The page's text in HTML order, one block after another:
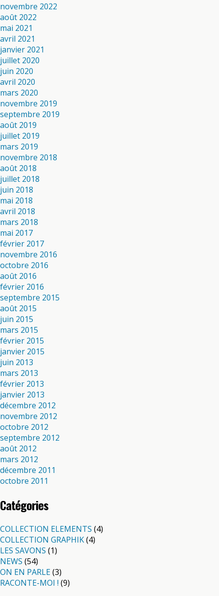
novembre 2022
août 2022
mai 2021
avril 2021
janvier 2021
juillet 2020
juin 2020
avril 2020
mars 2020
novembre 2019
septembre 2019
août 2019
juillet 2019
mars 2019
novembre 2018
août 2018
juillet 2018
juin 2018
mai 2018
avril 2018
mars 2018
mai 2017
février 2017
novembre 2016
octobre 2016
août 2016
février 2016
septembre 2015
août 2015
juin 2015
mars 2015
février 2015
janvier 2015
juin 2013
mars 2013
février 2013
janvier 2013
décembre 2012
novembre 2012
octobre 2012
septembre 2012
août 2012
mars 2012
décembre 2011
octobre 2011
Catégories
COLLECTION ELEMENTS (4)
COLLECTION GRAPHIK(4)
LES SAVONS (1)
NEWS (54)
ON EN PARLE(3)
RACONTE-MOI ! (9)